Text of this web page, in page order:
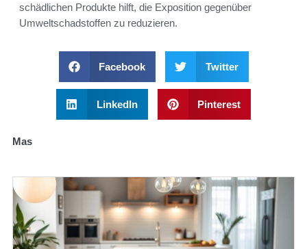
schädlichen Produkte hilft, die Exposition gegenüber
Umweltschadstoffen zu reduzieren.
Facebook Twitter
LinkedIn Pinterest
Mas